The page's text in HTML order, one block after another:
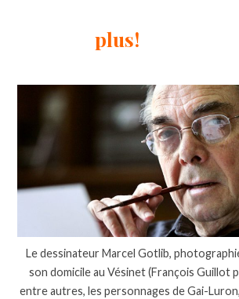
plus!
Le dessinateur Marcel Gotlib,
son domicile au Vésinet (François Guillot
entre autres, les personnages de Gai-